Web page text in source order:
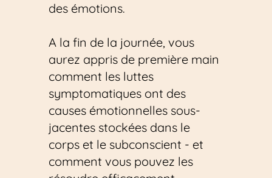
des émotions.
A la fin de la journée, vous
aurez appris de première main
comment les luttes
symptomatiques ont des
causes émotionnelles sous-
jacentes stockées dans le
corps et le subconscient - et
comment vous pouvez les